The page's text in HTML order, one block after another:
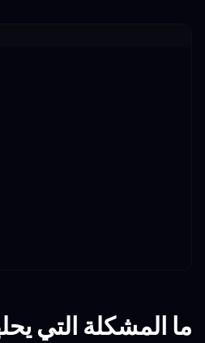
ما المشكلة التي